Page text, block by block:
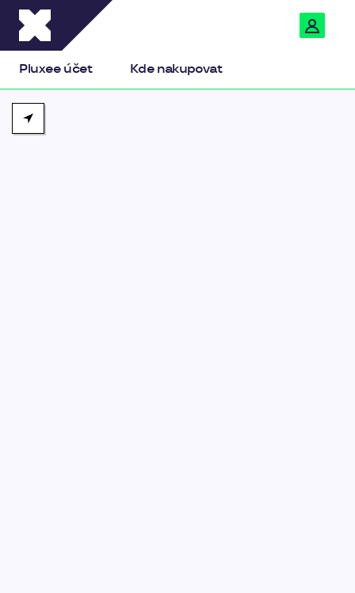
Pluxee účet Kde nakupovat